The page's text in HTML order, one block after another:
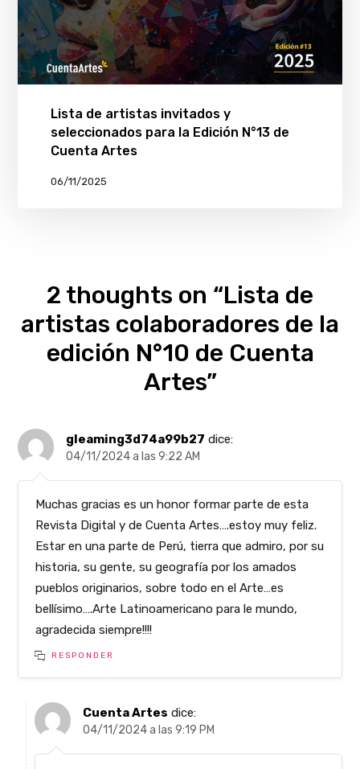
Lista de artistas invitados y
seleccionados para la Edición N°13 de
Cuenta Artes
06/11/2025
2 thoughts on “Lista de
artistas colaboradores de la
edición N°10 de Cuenta
Artes”
gleaming3d74a99b27 dice:
04/11/2024 a las 9:22 AM
Muchas gracias es un honor formar parte de esta
Revista Digital y de Cuenta Artes….estoy muy feliz.
Estar en una parte de Perú, tierra que admiro, por su
historia, su gente, su geografía por los amados
pueblos originarios, sobre todo en el Arte…es
bellísimo….Arte Latinoamericano para le mundo,
agradecida siempre!!!!
RESPONDER
Cuenta Artes dice:
04/11/2024 a las 9:19 PM